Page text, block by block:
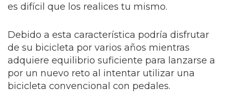
es difícil que los realices tu mismo.
Debido a esta característica podría disfrutar
de su bicicleta por varios años mientras
adquiere equilibrio suficiente para lanzarse a
por un nuevo reto al intentar utilizar una
bicicleta convencional con pedales.